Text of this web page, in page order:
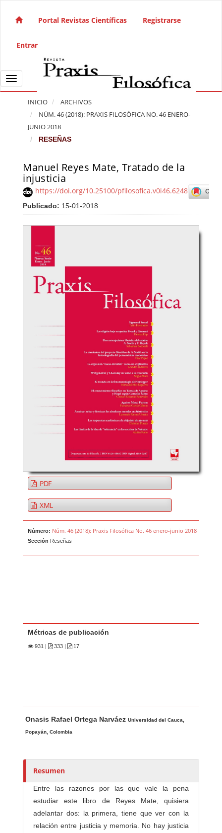
Navegación principal
Barra lateral
Portal Revistas Científicas Registrarse
Entrar
Toggle navigation
INICIO
ARCHIVOS
NÚM. 46 (2018): PRAXIS FILOSÓFICA NO. 46 ENERO-
JUNIO 2018
RESEÑAS
Manuel Reyes Mate, Tratado de la
injusticia
https://doi.org/10.25100/pfilosofica.v0i46.6248
Publicado: 15-01-2018
Barra lateral del artículo
PDF
XML
Número: Núm. 46 (2018): Praxis Filosófica No. 46 enero-junio 2018
Sección Reseñas
Métricas de publicación
931 | 333 | 17
u
t
r
s
Onasis Rafael Ortega NarváezUniversidad del Cauca,
Popayán, Colombia
Resumen
Entre las razones por las que vale la pena
estudiar este libro de Reyes Mate, quisiera
adelantar dos: la primera, tiene que ver con la
relación entre justicia y memoria. No hay justicia